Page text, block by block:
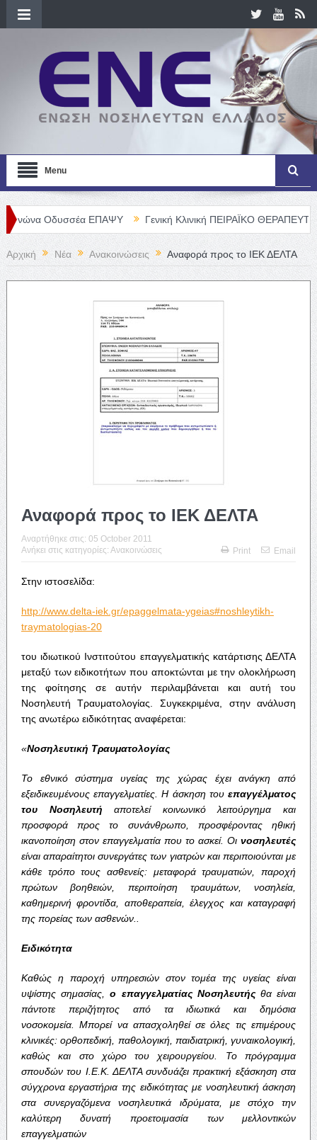
Menu
ΕΠΑΨΥ Γενική Κλινική ΠΕΙΡΑΪΚΟ ΘΕΡΑΠΕΥΤΗΡΙΟ Α. Ε. –
Αρχική Νέα Ανακοινώσεις Αναφορά προς το ΙΕΚ ΔΕΛΤΑ
Αναφορά προς το ΙΕΚ ΔΕΛΤΑ
Αναρτήθηκε στις: 05 October 2011
Ανήκει στις κατηγορίες: Ανακοινώσεις Print Email
Στην ιστοσελίδα:
http://www.delta-iek.gr/epaggelmata-ygeias#noshleytikh-
traymatologias-20
του ιδιωτικού Ινστιτούτου επαγγελματικής κατάρτισης ΔΕΛΤΑ
μεταξύ των ειδικοτήτων που αποκτώνται με την ολοκλήρωση
της φοίτησης σε αυτήν περιλαμβάνεται και αυτή του
Νοσηλευτή Τραυματολογίας. Συγκεκριμένα, στην ανάλυση
της ανωτέρω ειδικότητας αναφέρεται:
«Νοσηλευτική Τραυματολογίας
Το εθνικό σύστημα υγείας της χώρας έχει ανάγκη
από
εξειδικευμένους επαγγελματίες .Η άσκηση του επαγγέλματος
του
Νοσηλευτή αποτελεί κοινωνικό λειτούργημα
και
προσφορά
προς το συνάνθρωπο, προσφέροντας
ηθική
ικανοποίηση στον επαγγελματία που το ασκεί.Οι νοσηλευτές
είναι απαραίτητοι συνεργάτες των γιατρών και περιποιούνται με
κάθε τρόπο τους ασθενείς: μεταφορά τραυματιών
παροχή
πρώτων
βοηθειών περιποίηση τραυμάτων,νοσηλεία
καθημερινή φροντίδα αποθεραπεία,έλεγχος και καταγραφή
της πορείας των ασθενών..
Ειδικότητα
Καθώς η παροχή υπηρεσιών στον τομέα της υγείας είναι
υψίστης σημασίας ,ο επαγγελματίας Νοσηλευτής θα είναι
πάντοτε
περιζήτητος από τα ιδιωτικά και
δημόσια
νοσοκομεία.Μπορεί να απασχοληθεί σε όλες τις επιμέρους
κλινικές:ορθοπεδική παθολογική, παιδιατρική,γυναικολογική
καθώς
και στο χώρο του χειρουργείου Το
πρόγραμμα
σπουδών του Ι. Ε.Κ. ΔΕΛΤΑ συνδυάζει πρακτική εξάσκηση στα
σύγχρονα εργαστήρια της ειδικότητας με νοσηλευτική άσκηση
στα
συνεργαζόμενα νοσηλευτικά ιδρύματα, με στόχο
την
καλύτερη
δυνατή προετοιμασία των
μελλοντικών
επαγγελματιών